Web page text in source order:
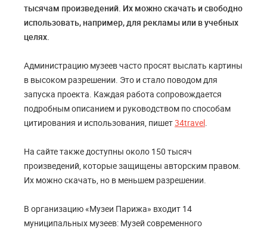
тысячам произведений. Их можно скачать и свободно
использовать, например, для рекламы или в учебных
целях.
Администрацию музеев часто просят выслать картины
в высоком разрешении. Это и стало поводом для
запуска проекта. Каждая работа сопровождается
подробным описанием и руководством по способам
цитирования и использования, пишет34travel.
На сайте также доступны около 150 тысяч
произведений, которые защищены авторским правом.
Их можно скачать, но в меньшем разрешении.
В организацию «Музеи Парижа» входит 14
муниципальных музеев: Музей современного